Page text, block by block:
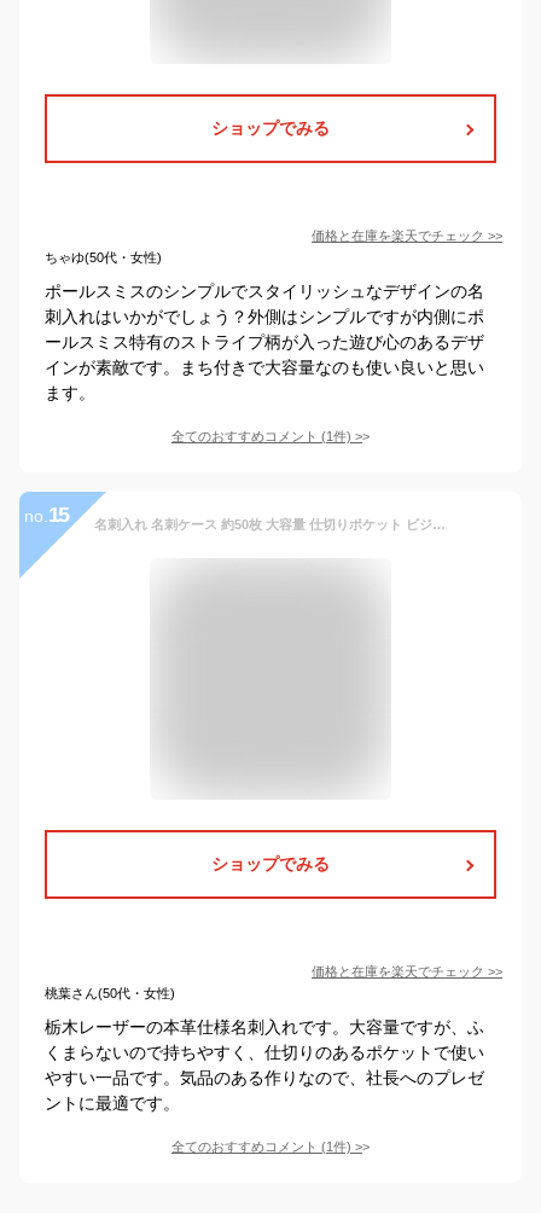
ショップでみる
価格と在庫を楽天でチェック >>
ちゃゆ(50代・女性)
ポールスミスのシンプルでスタイリッシュなデザインの名
刺入れはいかがでしょう？外側はシンプルですが内側にポ
ールスミス特有のストライプ柄が入った遊び心のあるデザ
インが素敵です。まち付きで大容量なのも使い良いと思い
ます。
全てのおすすめコメント (1件) >
no. 15 名刺入れ 名刺ケース 約50枚 大容量 仕切りポケット ビジネス 本革 栃木レザー シンプル ビジネス メンズ レディース 日本製 HUKURO フクロ
ショップでみる
価格と在庫を楽天でチェック >>
桃葉さん(50代・女性)
栃木レーザーの本革仕様名刺入れです。大容量ですが、ふ
くまらないので持ちやすく、仕切りのあるポケットで使い
やすい一品です。気品のある作りなので、社長へのプレゼ
ントに最適です。
全てのおすすめコメント (1件) >